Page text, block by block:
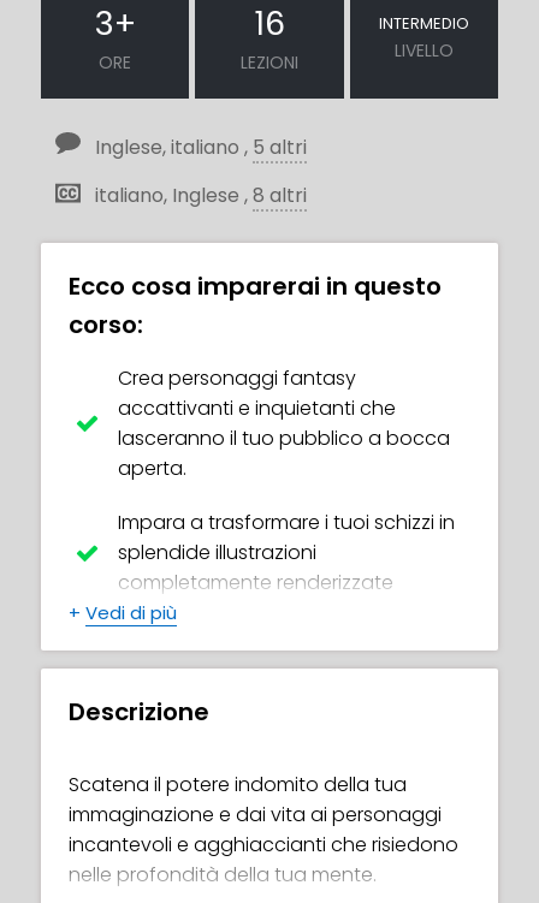
3+
ORE
16
LEZIONI
INTERMEDIO
LIVELLO
Inglese, italiano , 5 altri
italiano, Inglese ,8 altri
Ecco cosa imparerai in questo
corso:
Crea personaggi fantasy
accattivanti e inquietanti che
lasceranno il tuo pubblico a bocca
aperta.
Impara a trasformare i tuoi schizzi in
splendide illustrazioni
completamente renderizzate
nasi, bocche e capelli in modo
realistico
professionale per dare vita agli
indumenti e far brillare gli oggetti
metallici
Infondi le tue opere d'arte con effetti
+ Vedi di più
Descrizione
Scatena il potere indomito della tua
immaginazione e dai vita ai personaggi
incantevoli e agghiaccianti che risiedono
nelle profondità della tua mente.